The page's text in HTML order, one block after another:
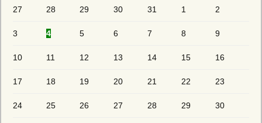
27 28 29 30 31 1 2
3 4 5 6 7 8 9
10 11 12 13 14 15 16
17 18 19 20 21 22 23
24 25 26 27 28 29 30